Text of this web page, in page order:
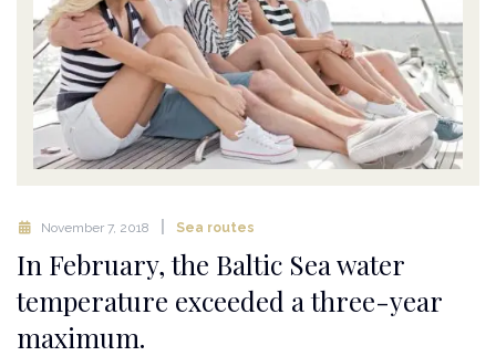
November 7, 2018 Sea routes
In February, the Baltic Sea water
temperature exceeded a three-year
maximum.